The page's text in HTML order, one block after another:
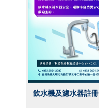
飲水機及濾水器註冊